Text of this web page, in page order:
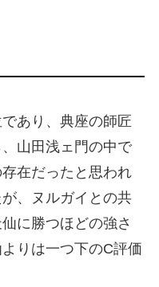
あり、典座の師匠
山田浅ェ門の中で
在だったと思われ
、ヌルガイとの共
に勝つほどの強さ
りは一つ下のC評価